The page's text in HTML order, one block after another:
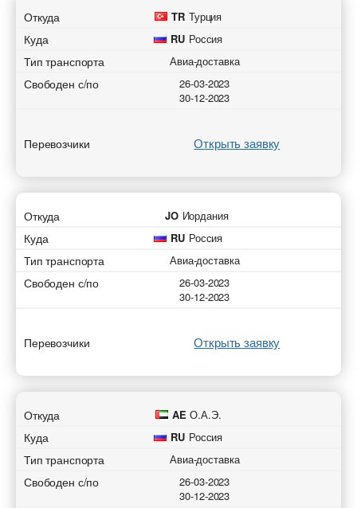
Добавить груз для авиа перевозок
Страна загрузки
Город выгрузки
Наименование груза
Добавить транспорт для авиа перевозок
Город загрузки
Страна выгрузки
Город выгрузки
Аэропорт доставки
Откуда TR Турция
Куда RU Россия
Тип транспорта Авиа-доставка
Свободен с/по
26-03-2023
30-12-2023
Перевозчики Открыть заявку
Откуда JO Иордания
Куда RU Россия
Тип транспорта Авиа-доставка
Свободен с/по
26-03-2023
30-12-2023
Перевозчики Открыть заявку
Откуда AE О.А.Э.
Куда RU Россия
Тип транспорта Авиа-доставка
Свободен с/по
26-03-2023
30-12-2023
Узнать стоимость перевозки
Страна загрузки
Дата погрузки
Разместить транспорт для поиска груза
Страна загрузки
Свободен с